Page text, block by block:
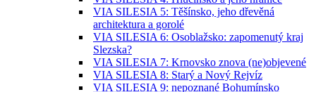
VIA SILESIA 5: Těšínsko, jeho dřevěná
architektura a gorolé
VIA SILESIA 6: Osoblažsko: zapomenutý kraj
Slezska?
VIA SILESIA 7: Krnovsko znova (ne)objevené
VIA SILESIA 8: Starý a Nový Rejvíz
VIA SILESIA 9: nepoznané Bohumínsko